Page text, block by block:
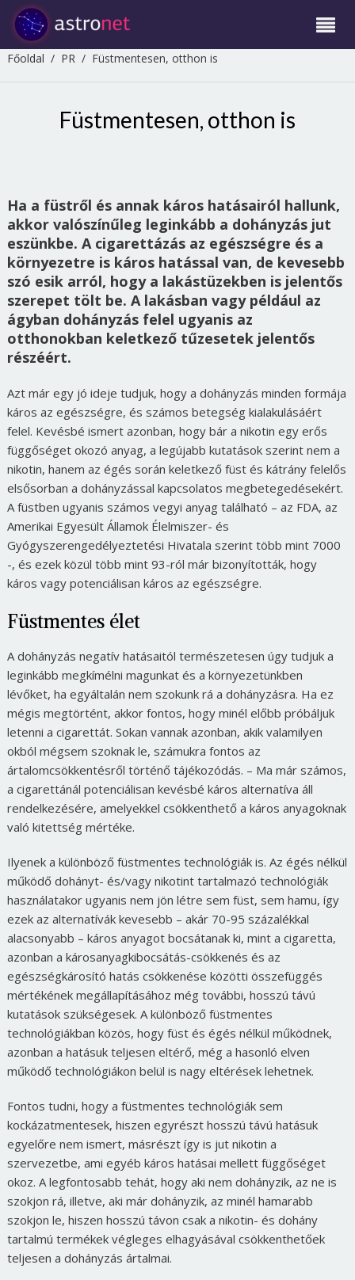
Főoldal / PR/ Füstmentesen, otthon is
Füstmentesen, otthon is
Ha a füstről és annak káros hatásairól hallunk,
akkor valószínűleg leginkább a dohányzás jut
eszünkbe. A cigarettázás az egészségre és a
környezetre is káros hatással van, de kevesebb
szó esik arról, hogy a lakástüzekben is jelentős
szerepet tölt be. A lakásban vagy például az
ágyban dohányzás felel ugyanis az
otthonokban keletkező tűzesetek jelentős
részéért.
Azt már egy jó ideje tudjuk, hogy a dohányzás minden formája
káros az egészségre, és számos betegség kialakulásáért
felel. Kevésbé ismert azonban, hogy bár a nikotin egy erős
függőséget okozó anyag, a legújabb kutatások szerint nem a
nikotin, hanem az égés során keletkező füst és kátrány felelős
elsősorban a dohányzással kapcsolatos megbetegedésekért.
A füstben ugyanis számos vegyi anyag található – az FDA, az
Amerikai Egyesült Államok Élelmiszer- és
Gyógyszerengedélyeztetési Hivatala szerint több mint 7000
-, és ezek közül több mint 93-ról már bizonyították, hogy
káros vagy potenciálisan káros az egészségre.
Füstmentes élet
A dohányzás negatív hatásaitól természetesen úgy tudjuk a
leginkább megkímélni magunkat és a környezetünkben
lévőket, ha egyáltalán nem szokunk rá a dohányzásra. Ha ez
mégis megtörtént, akkor fontos, hogy minél előbb próbáljuk
letenni a cigarettát. Sokan vannak azonban, akik valamilyen
okból mégsem szoknak le, számukra fontos az
ártalomcsökkentésről történő tájékozódás. – Ma már számos,
a cigarettánál potenciálisan kevésbé káros alternatíva áll
rendelkezésére, amelyekkel csökkenthető a káros anyagoknak
való kitettség mértéke.
Ilyenek a különböző füstmentes technológiák is. Az égés nélkül
működő dohányt- és/vagy nikotint tartalmazó technológiák
használatakor ugyanis nem jön létre sem füst, sem hamu, így
ezek az alternatívák kevesebb – akár 70-95 százalékkal
alacsonyabb – káros anyagot bocsátanak ki, mint a cigaretta,
azonban a károsanyagkibocsátás-csökkenés és az
egészségkárosító hatás csökkenése közötti összefüggés
mértékének megállapításához még további, hosszú távú
kutatások szükségesek. A különböző füstmentes
technológiákban közös, hogy füst és égés nélkül működnek,
azonban a hatásuk teljesen eltérő, még a hasonló elven
működő technológiákon belül is nagy eltérések lehetnek.
Fontos tudni, hogy a füstmentes technológiák sem
kockázatmentesek, hiszen egyrészt hosszú távú hatásuk
egyelőre nem ismert, másrészt így is jut nikotin a
szervezetbe, ami egyéb káros hatásai mellett függőséget
okoz. A legfontosabb tehát, hogy aki nem dohányzik, az ne is
szokjon rá, illetve, aki már dohányzik, az minél hamarabb
szokjon le, hiszen hosszú távon csak a nikotin- és dohány
tartalmú termékek végleges elhagyásával csökkenthetőek
teljesen a dohányzás ártalmai.